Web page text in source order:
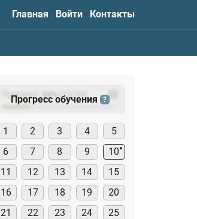
Главная Войти Контакты
Прогресс: (23
Прогресс обучения ?
1 2 3 4
5
6
7 8 9
10
11
12 13 14
15
16
17 18 19
20
21
22 23 24 25